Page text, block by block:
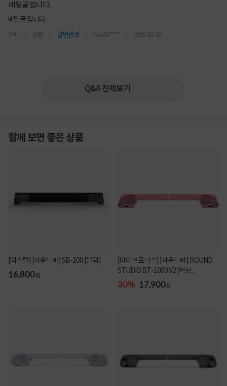
비밀글 입니다.
비밀글 입니다.
구매 상품 답변완료 Nav55**** 2025-01-15
Q&A 전체보기
함께 보면 좋은 상품
[맥스틸] [사운드바] SB-100 [블랙]
16,800원
[마이크로닉스] [사운드바] ROUND
STUDIO BT-1000 V2 [커브...
30% 17,900원